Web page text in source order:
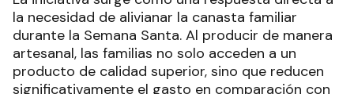
la necesidad de alivianar la canasta familiar
durante la Semana Santa. Al producir de manera
artesanal, las familias no solo acceden a un
producto de calidad superior, sino que reducen
significativamente el gasto en comparación con